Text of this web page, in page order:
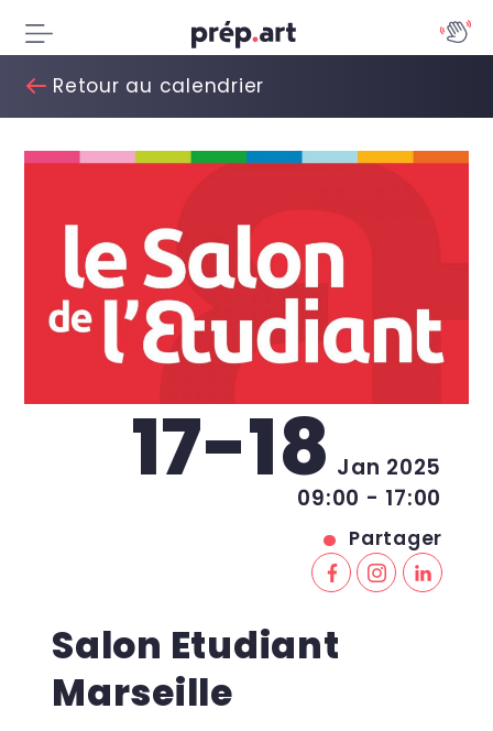
Retour au calendrier
17-18 Jan 2025
09:00 - 17:00
Partager
Salon Etudiant
Marseille